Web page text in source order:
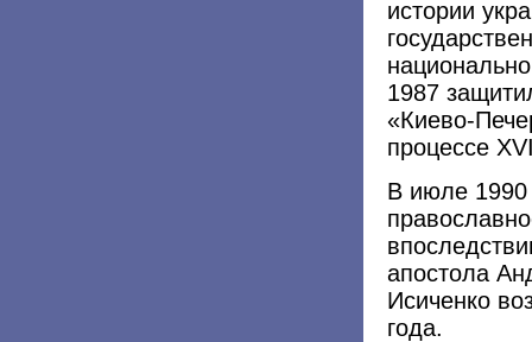
истории
1987
«Киево-
процессе
В июле 1990
апостола
Исиченко
года.